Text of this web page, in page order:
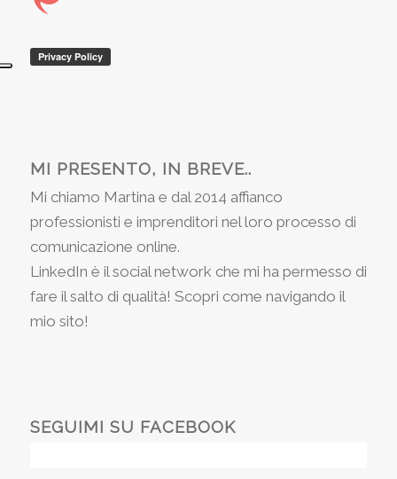
MI PRESENTO, IN BREVE..
Mi chiamo Martina e dal 2014 affianco
professionisti e imprenditori nel loro processo di
comunicazione online.
LinkedIn è il social network che mi ha permesso di
fare il salto di qualità! Scopri come navigando il
mio sito!
SEGUIMI SU FACEBOOK